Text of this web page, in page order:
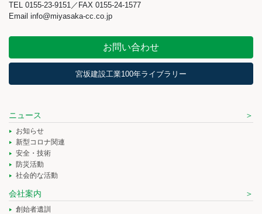
TEL 0155-23-9151／FAX 0155-24-1577
Email info@miyasaka-cc.co.jp
お問い合わせ
宮坂建設工業100年ライブラリー
ニュース
お知らせ
新型コロナ関連
安全・技術
防災活動
社会的な活動
会社案内
創始者遺訓